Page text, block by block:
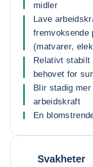
midler
Lave
fremvoksende
(matvarer,
Relativt stabilt
behovet for
Blir stadig
arbeidskraft
En
Svakheter